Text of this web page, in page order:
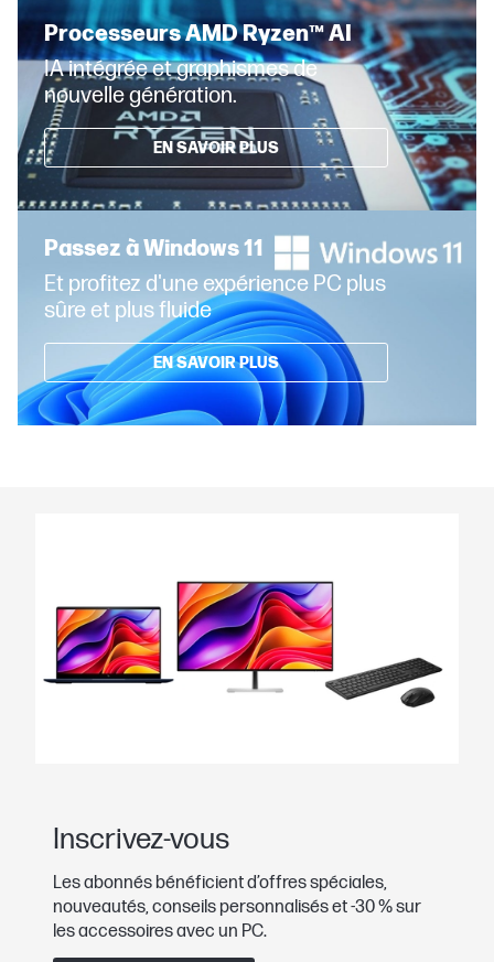
Processeurs AMD Ryzen™ AI
IA intégrée et graphismes de
nouvelle génération.
EN SAVOIR PLUS
Passez à Windows 11
Et profitez d'une expérience PC plus
sûre et plus fluide
EN SAVOIR PLUS
Inscrivez-vous
Les abonnés bénéficient d’offres spéciales,
nouveautés, conseils personnalisés et -30 % sur
les accessoires avec un PC.